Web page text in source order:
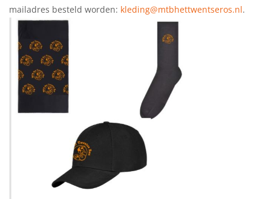
mailadres besteld worden: kleding@mtbhettwentseros.nl.